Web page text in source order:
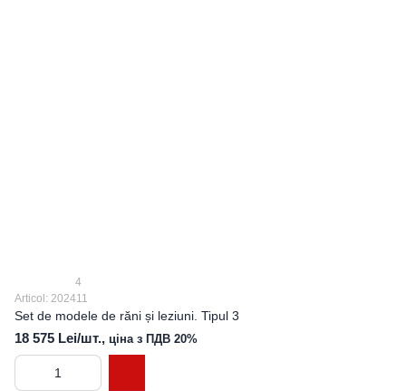
4
Articol: 202411
Set de modele de răni și leziuni. Tipul 3
18 575 Lei/шт., ціна з ПДВ 20%